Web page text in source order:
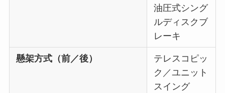
油圧式シング
ルディスクブ
レーキ
懸架方式（前／後）
テレスコピッ
ク／ユニット
スイング